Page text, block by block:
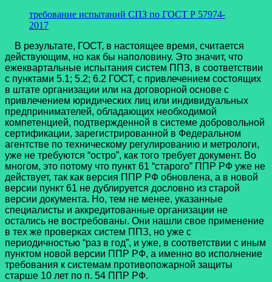
требование испытаний СПЗ по ГОСТ Р 57974-
2017
В результате, ГОСТ, в настоящее время, считается
действующим, но как бы наполовину. Это значит, что
ежеквартальные испытания систем ППЗ, в соответствии
с пунктами 5.1; 5.2; 6.2 ГОСТ, с привлечением состоящих
в штате организации или на договорной основе с
привлечением юридических лиц или индивидуальных
предпринимателей, обладающих необходимой
компетенцией, подтвержденной в системе добровольной
сертификации, зарегистрированной в Федеральном
агентстве по техническому регулированию и метрологи,
уже не требуются “остро”, как того требует документ. Во
многом, это потому что пункт 61 “старого” ППР РФ уже не
действует, так как версия ППР РФ обновлена, а в новой
версии пункт 61 не дублируется дословно из старой
версии документа. Но, тем не менее, указанные
специалисты и аккредитованные организации не
остались не востребованы. Они нашли свое применение
в тех же проверках систем ППЗ, но уже с
периодичностью “раз в год”, и уже, в соответствии с иным
пунктом новой версии ППР РФ, а именно во исполнение
требования к системам противопожарной защиты
старше 10 лет по п. 54 ППР РФ.